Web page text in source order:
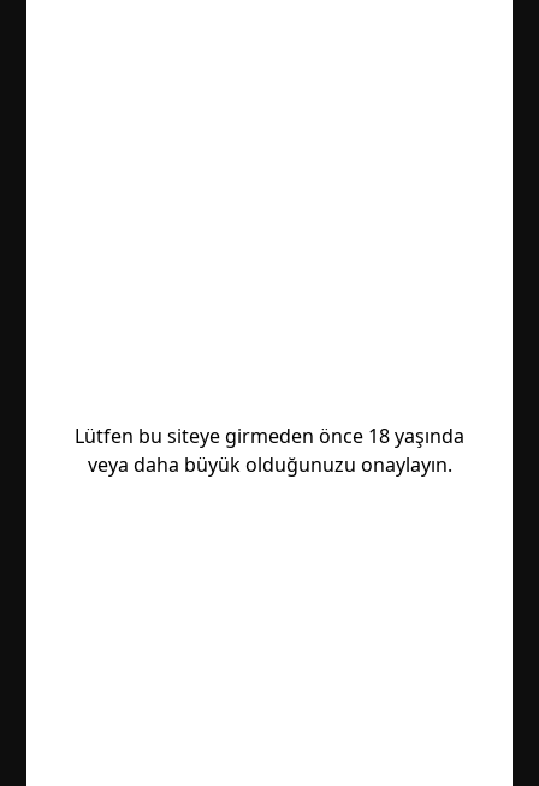
Lütfen bu siteye girmeden önce 18 yaşında
veya daha büyük olduğunuzu onaylayın.